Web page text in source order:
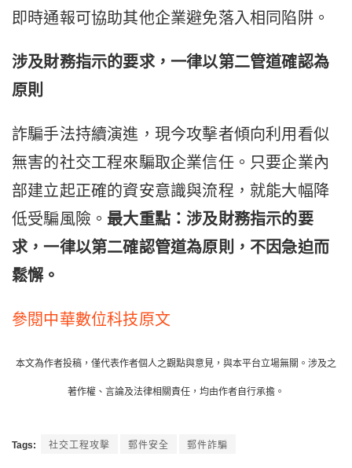
即時通報可協助其他企業避免落入相同陷阱。
涉及財務指示的要求，一律以第二管道確認為
原則
詐騙手法持續演進，現今攻擊者傾向利用看似
無害的社交工程來騙取企業信任。只要企業內
部建立起正確的資安意識與流程，就能大幅降
低受騙風險。 最大重點：涉及財務指示的要
求，一律以第二確認管道為原則，不因急迫而
鬆懈。
參閱中華數位科技原文
本文為作者投稿，僅代表作者個人之觀點與意見，與本平台立場無關。涉及之
著作權、言論及法律相關責任，均由作者自行承擔。
Tags: 社交工程攻擊 郵件安全 郵件詐騙